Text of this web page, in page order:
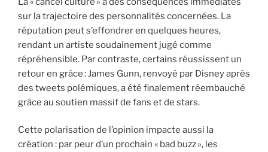
sur la trajectoire des personnalités concernées. La
réputation peut s’effondrer en quelques heures,
rendant un artiste soudainement jugé comme
répréhensible. Par contraste, certains réussissent un
retour en grâce : James Gunn, renvoyé par Disney après
des tweets polémiques, a été finalement réembauché
grâce au soutien massif de fans et de stars.
Cette polarisation de l’opinion impacte aussi la
création : par peur d’un prochain « bad buzz », les